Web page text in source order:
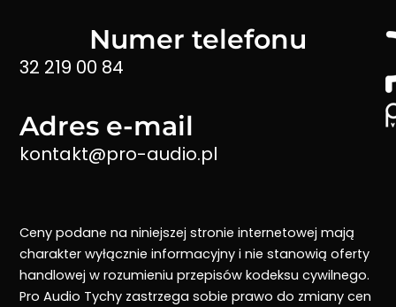
Numer telefonu
32 219 00 84
Adres e-mail
kontakt@pro-audio.pl
Ceny podane na niniejszej stronie internetowej mają
charakter wyłącznie informacyjny i nie stanowią oferty
handlowej w rozumieniu przepisów kodeksu cywilnego.
Pro Audio Tychy zastrzega sobie prawo do zmiany cen